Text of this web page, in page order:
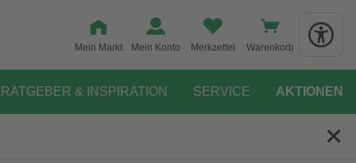
Mein Markt Mein Konto Merkzettel Warenkorb
RATGEBER & INSPIRATION SERVICE AKTIONEN